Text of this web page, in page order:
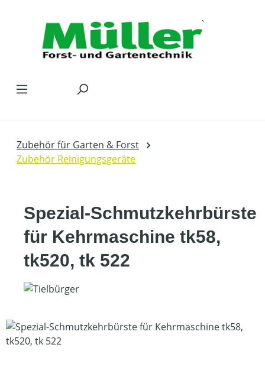
Zubehör für Garten & Forst
Zubehör Reinigungsgeräte
Spezial-Schmutzkehrbürste
für Kehrmaschine tk58,
tk520, tk 522
Bildergalerie überspringen